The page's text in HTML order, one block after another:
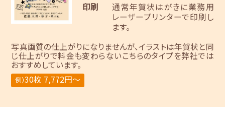
印刷
通常年賀状はがきに業務用
レーザープリンターで印刷し
ます。
写真画質の仕上がりになりませんが、イラストは年賀状と同
じ仕上がりで料金も変わらないこちらのタイプを弊社では
おすすめしています。
例）30枚 7,772円～